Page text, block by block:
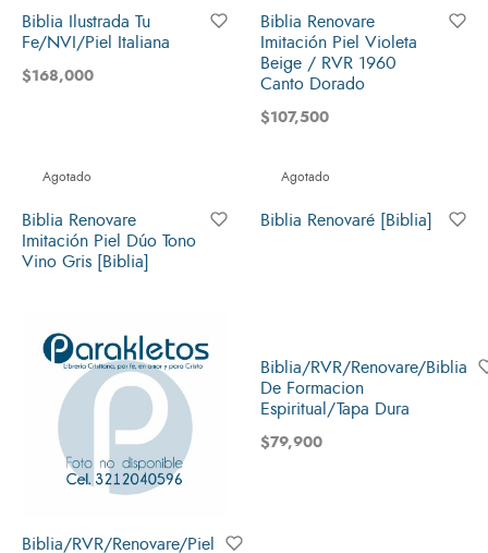
Biblia Ilustrada Tu
Fe/NVI/Piel Italiana
$168,000
Biblia Renovare
Imitación Piel Violeta
Beige / RVR 1960
Canto Dorado
$107,500
Agotado
Biblia Renovare
Imitación Piel Dúo Tono
Vino Gris [Biblia]
Agotado
Biblia Renovaré [Biblia]
Biblia/RVR/Renovare/Piel
Biblia/RVR/Renovare/Biblia
De Formacion
Espiritual/Tapa Dura
$79,900